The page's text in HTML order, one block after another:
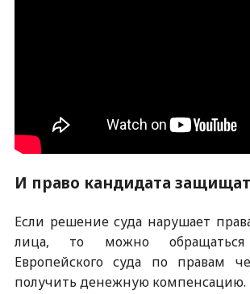
И право кандидата
Если решение суда нарушает
лица, то можно
Европейского суда по правам
получить денежную компенсацию.